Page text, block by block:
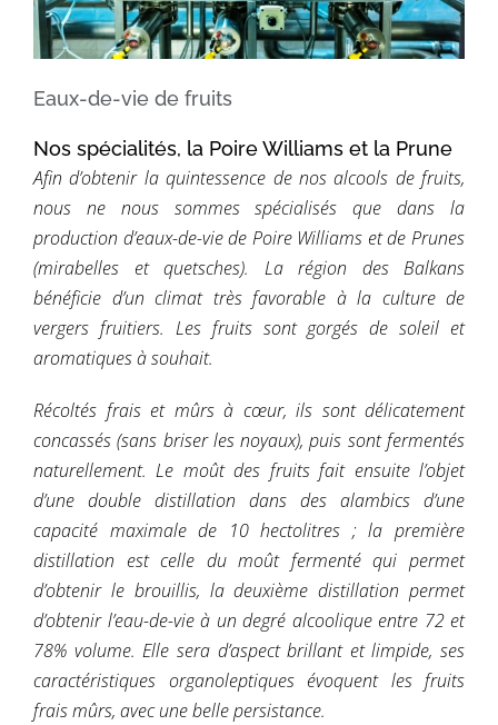
Eaux-de-vie de fruits
Nos spécialités, la Poire Williams et la Prune
Afin d’obtenir la quintessence de nos alcools de fruits,
nous ne nous sommes spécialisés que dans la
production d’eaux-de-vie de Poire Williams et de Prunes
(mirabelles et quetsches). La région des Balkans
bénéficie d’un climat très favorable à la culture de
vergers fruitiers. Les fruits sont gorgés de soleil et
aromatiques à souhait.
Récoltés frais et mûrs à cœur, ils sont délicatement
concassés (sans briser les noyaux), puis sont fermentés
naturellement. Le moût des fruits fait ensuite l’objet
d’une double distillation dans des alambics d’une
capacité maximale de 10 hectolitres ; la première
distillation est celle du moût fermenté qui permet
d’obtenir le brouillis, la deuxième distillation permet
d’obtenir l’eau-de-vie à un degré alcoolique entre 72 et
78% volume. Elle sera d’aspect brillant et limpide, ses
caractéristiques organoleptiques évoquent les fruits
frais mûrs, avec une belle persistance.